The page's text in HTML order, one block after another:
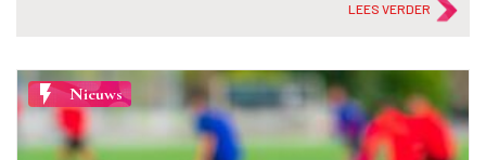
LEES VERDER
flash_on Nieuws